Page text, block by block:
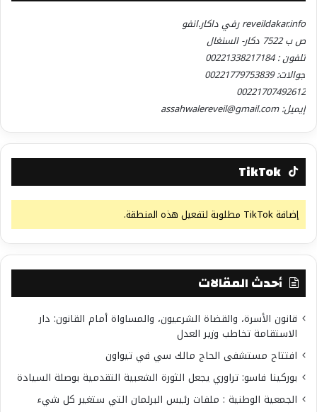
reveildakar.info رفي داكار.انفو
ص ب 7522 دكار- السنغال
تلفون : 00221338217184
جوالات: 00221779753839
00221707492612
إيميل: assahwalereveil@gmail.com
TikTok
إضافة TikTok مطلوبة لتفعيل هذه المنطقة.
أحدث المقالات
قانون الأسرة، والقضاة الشرعيون، والمساواة أمام القانون: دار
الاستقامة تخاطب وزير العدل
افتتاح مستشفى الحاج مالك سي في تيواون
بوركينا فاسو: تراوري يجعل الثورة الشعبية التقدمية بوصلة السيادة
الجمعية الوطنية : ملفات رئيس البرلمان التي ستغير كل شيء